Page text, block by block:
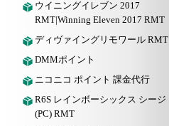
ウイニングイレブン 2017
RMT|Winning Eleven 2017 RMT
ディヴァイングリモワール RMT
DMMポイント
ニコニコ ポイント 課金代行
R6S レインボーシックス シージ
(PC) RMT